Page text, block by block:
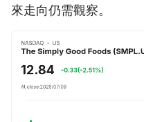
來走向仍需觀察。